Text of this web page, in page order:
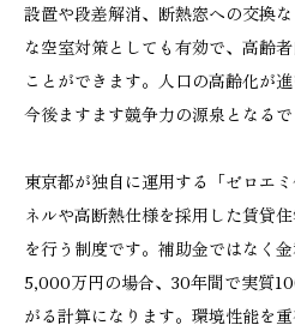
設置や段差解消、断熱窓への交換
な空室対策としても有効で、高齢
ことができます。人口の高齢化が
今後ますます競争力の源泉となるで
東京都が独自に運用する「ゼロエ
ネルや高断熱仕様を採用した賃貸
を行う制度です。補助金ではなく
5,000万円の場合、30年間で実質
がる計算になります。環境性能を